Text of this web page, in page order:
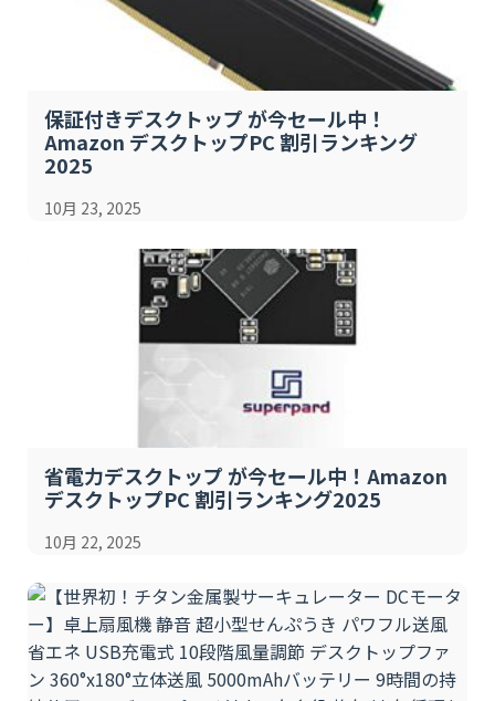
保証付きデスクトップ が今セール中！
Amazon デスクトップPC 割引ランキング
2025
10月 23, 2025
省電力デスクトップ が今セール中！Amazon
デスクトップPC 割引ランキング2025
10月 22, 2025